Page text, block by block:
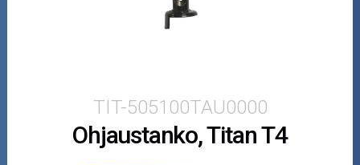
Ajovarusteet
TIT-505100TAU0000
Ohjaustanko, Titan T4